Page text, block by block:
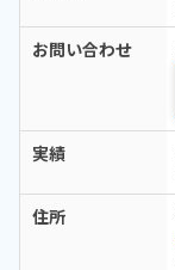
お問い合わせ
実績
住所